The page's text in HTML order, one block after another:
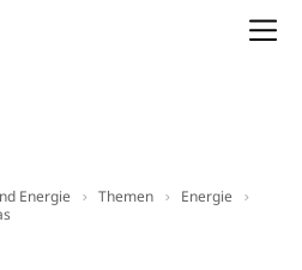
Energie Themen
Energie
Schulen
Jahr